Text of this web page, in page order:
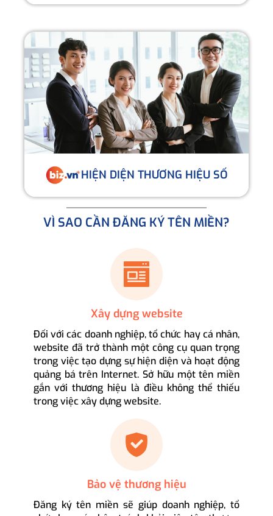
HIỆN DIỆN THƯƠNG HIỆU SỐ
VÌ SAO CẦN ĐĂNG KÝ TÊN MIỀN?
Xây dựng website
Đối với các doanh nghiệp, tổ chức hay cá nhân,
website đã trở thành một công cụ quan trọng
trong việc tạo dựng sự hiện diện và hoạt động
quảng bá trên Internet. Sở hữu một tên miền
gắn với thương hiệu là điều không thể thiếu
trong việc xây dựng website.
Bảo vệ thương hiệu
Đăng ký tên miền sẽ giúp doanh nghiệp, tổ